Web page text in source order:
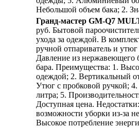
Небольшой объем бака; 2.
Гранд-мастер GM-Q7
руб. Бытовой
ухода за одеждой. В
ручной отпариватель и
Давление из
бара. Преимущества: 1.
одеждой; 2. Вертикальный
Утюг с пробковой ручкой;
литра; 5.
Доступная цена.
возможности уборки из-за
Высокое потребление